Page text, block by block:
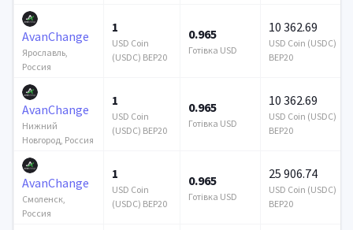
AvanChange
Ярославль,
Россия
1
USD Coin
(USDC) BEP20
0.965
Готівка USD
10 362.69
USD Coin (USDC)
BEP20
AvanChange
Нижний
Новгород, Россия
1
USD Coin
(USDC) BEP20
0.965
Готівка USD
10 362.69
USD Coin (USDC)
BEP20
AvanChange
Смоленск,
Россия
1
USD Coin
(USDC) BEP20
0.965
Готівка USD
25 906.74
USD Coin (USDC)
BEP20